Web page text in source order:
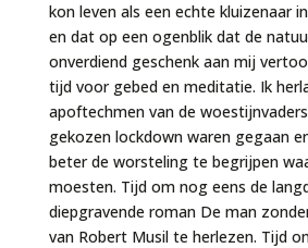
kon leven als een echte kluizenaar
en dat op een ogenblik dat de
onverdiend geschenk aan mij
tijd voor gebed en meditatie. Ik
apoftechmen van de
gekozen lockdown waren gegaan
beter de worsteling te begrijpen
moesten. Tijd om nog eens de
diepgravende roman De man
van Robert Musil te herlezen. Tijd